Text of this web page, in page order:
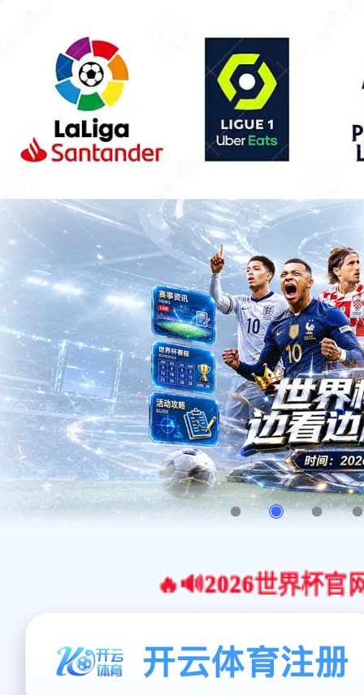
🔥🔊2026世界杯官网合作